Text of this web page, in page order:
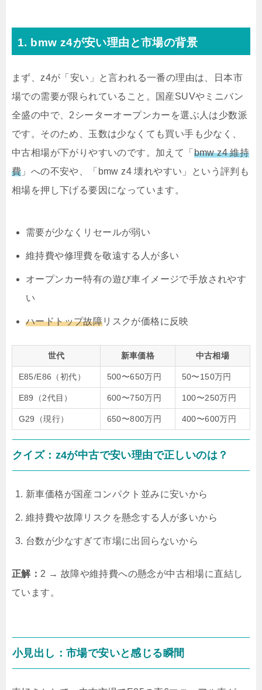
1. bmw z4が安い理由と市場の背景
まず、z4が「安い」と言われる一番の理由は、日本市
場での需要が限られていること。国産SUVやミニバン
全盛の中で、2シーターオープンカーを選ぶ人は少数派
です。そのため、玉数は少なくても買い手も少なく、
中古相場が下がりやすいのです。加えて「 bmw z4 維持
費 」への不安や、「bmw z4 壊れやすい」という評判も
相場を押し下げる要因になっています。
需要が少なくリセールが弱い
維持費や修理費を敬遠する人が多い
オープンカー特有の遊び車イメージで手放されやす
い
ハードトップ故障リスクが価格に反映
世代 新車価格 中古相場
E85/E86（初代） 500〜650万円 50〜150万円
E89（2代目） 600〜750万円 100〜250万円
G29（現行） 650〜800万円 400〜600万円
クイズ：z4が中古で安い理由で正しいのは？
新車価格が国産コンパクト並みに安いから
維持費や故障リスクを懸念する人が多いから
台数が少なすぎて市場に出回らないから
正解：2 → 故障や維持費への懸念が中古相場に直結し
ています。
小見出し：市場で安いと感じる瞬間